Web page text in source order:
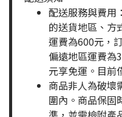
配送服務與費用
的送貨地區、方
運費為600元，
偏遠地區運費為
元享免運。目前
商品非人為破壞
圍內。商品保固